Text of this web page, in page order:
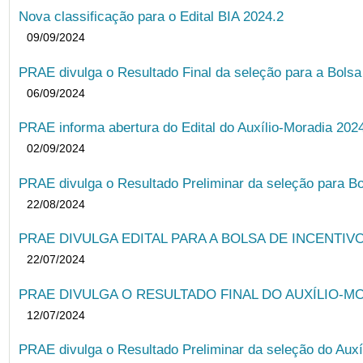
Nova classificação para o Edital BIA 2024.2
09/09/2024
PRAE divulga o Resultado Final da seleção para a
06/09/2024
PRAE informa abertura do Edital do Auxílio-Moradia
02/09/2024
PRAE divulga o Resultado Preliminar da seleção para
22/08/2024
PRAE DIVULGA EDITAL PARA A BOLSA DE
22/07/2024
PRAE DIVULGA O RESULTADO FINAL DO AUXÍLIO-
12/07/2024
PRAE divulga o Resultado Preliminar da seleção do